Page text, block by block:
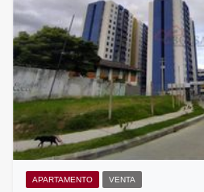
APARTAMENTO VENTA